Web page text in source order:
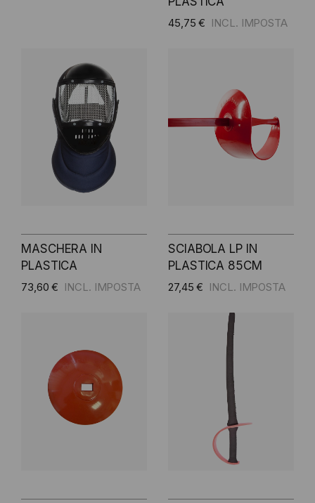
45,75 €
MASCHERA IN
PLASTICA
73,60 €
SCIABOLA LP IN
PLASTICA 85CM
27,45 €